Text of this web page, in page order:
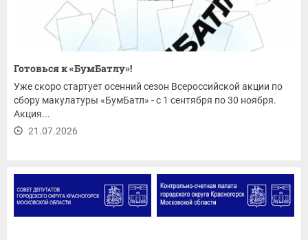
Готовься к «БумБатлу»!
Уже скоро стартует осенний сезон Всероссийской акции по
сбору макулатуры «БумБатл» - с 1 сентября по 30 ноября.
Акция...
21.07.2026